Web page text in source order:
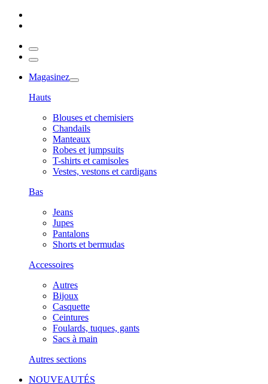
Magasinez
Hauts
Blouses et chemisiers
Chandails
Manteaux
Robes et jumpsuits
T-shirts et camisoles
Vestes, vestons et cardigans
Bas
Jeans
Jupes
Pantalons
Shorts et bermudas
Accessoires
Autres
Bijoux
Casquette
Ceintures
Foulards, tuques, gants
Sacs à main
Autres sections
NOUVEAUTÉS